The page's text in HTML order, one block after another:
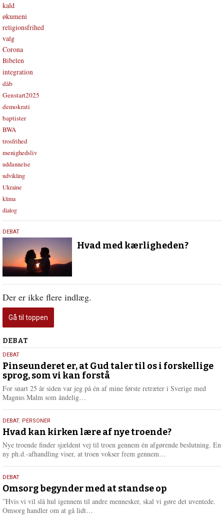
kald
økumeni
religionsfrihed
valg
Corona
Bibelen
integration
dåb
Genstart2025
demokrati
baptister
BWA
trosfrihed
menighedsliv
uddannelse
udvikling
Ukraine
klima
dialog
5.
februar
2021
DEBAT
Hvad med kærligheden?
Der er ikke flere indlæg.
Gå til toppen
Debat
DEBAT
5.
august
2026
DEBAT
Pinseunderet er, at Gud taler til os i forskellige
sprog, som vi kan forstå
For snart 25 år siden var jeg på én af mine første retræter i Sverige med
Magnus Malm som åndelig…
e
r
e
25.
juli
2026
DEBAT, PERSONER
Hvad kan kirken lære af nye troende?
Nye troende finder sjældent vej til troen gennem én afgørende beslutning. En
ny ph.d.-afhandling viser, at troen vokser frem gennem…
e
r
e
9.
juli
2026
DEBAT
Omsorg begynder med at standse op
”Hvis vi vil slå hul igennem til andre mennesker, skal vi gøre det uventede.
Omsorg handler om at gå lidt…